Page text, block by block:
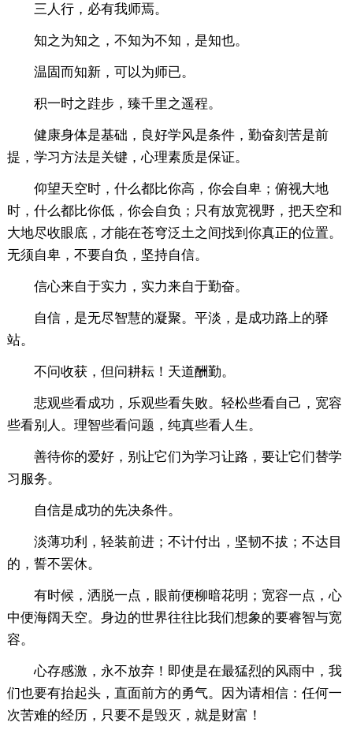
三人行，必有我师焉。
知之为知之，不知为不知，是知也。
温固而知新，可以为师已。
积一时之跬步，臻千里之遥程。
健康身体是基础，良好学风是条件，勤奋刻苦是前
提，学习方法是关键，心理素质是保证。
仰望天空时，什么都比你高，你会自卑；俯视大地
时，什么都比你低，你会自负；只有放宽视野，把天空和
大地尽收眼底，才能在苍穹泛土之间找到你真正的位置。
无须自卑，不要自负，坚持自信。
信心来自于实力，实力来自于勤奋。
自信，是无尽智慧的凝聚。平淡，是成功路上的驿
站。
不问收获，但问耕耘！天道酬勤。
悲观些看成功，乐观些看失败。轻松些看自己，宽容
些看别人。理智些看问题，纯真些看人生。
善待你的爱好，别让它们为学习让路，要让它们替学
习服务。
自信是成功的先决条件。
淡薄功利，轻装前进；不计付出，坚韧不拔；不达目
的，誓不罢休。
有时候，洒脱一点，眼前便柳暗花明；宽容一点，心
中便海阔天空。身边的世界往往比我们想象的要睿智与宽
容。
心存感激，永不放弃！即使是在最猛烈的风雨中，我
们也要有抬起头，直面前方的勇气。因为请相信：任何一
次苦难的经历，只要不是毁灭，就是财富！